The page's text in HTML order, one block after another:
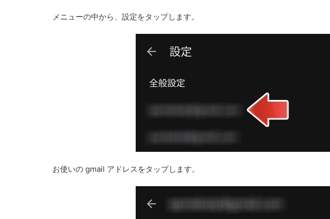
メニューの中から、設定をタップします。
お使いの gmail アドレスをタップします。